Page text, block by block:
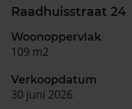
Raadhuisstraat 24
Woonoppervlak
109 m2
Verkoopdatum
30 juni 2026